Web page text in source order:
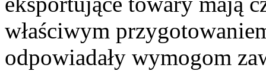
właściwym
odpowiadały wymogom